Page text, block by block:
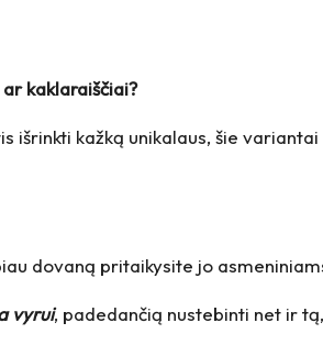
kaklaraiščiai?
išrinkti kažką unikalaus, šie
dovaną pritaikysite jo
vyrui, padedančią nustebinti net ir